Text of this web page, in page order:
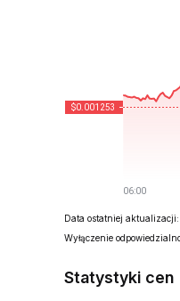
Data ostatniej
Wyłączenie
Statystyki cen